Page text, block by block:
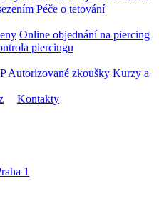
Péče o tetování
Online objednání na piercing
piercingu
Autorizované zkoušky Kurzy a
Kontakty
1